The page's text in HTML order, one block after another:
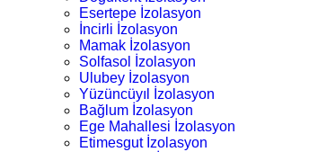
Esertepe İzolasyon
İncirli İzolasyon
Mamak İzolasyon
Solfasol İzolasyon
Ulubey İzolasyon
Yüzüncüyıl İzolasyon
Bağlum İzolasyon
Ege Mahallesi İzolasyon
Etimesgut İzolasyon